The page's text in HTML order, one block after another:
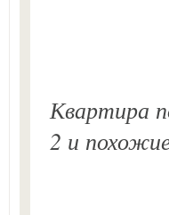
Квартира
2 и